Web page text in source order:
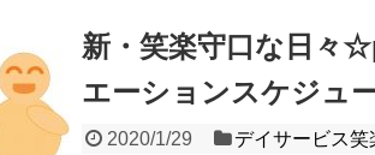
新・笑楽守口な日々
エーションスケジュ
2020/1/29
デイサービス